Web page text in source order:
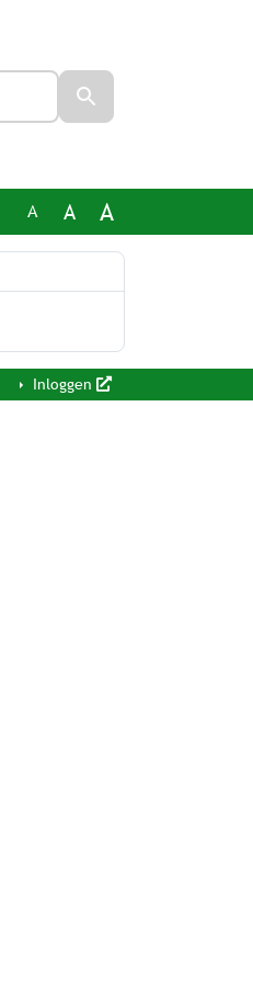
A A A
Inloggen